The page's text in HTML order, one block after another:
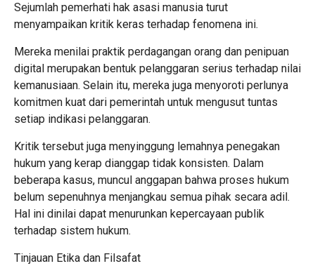
Sejumlah pemerhati hak asasi manusia turut
menyampaikan kritik keras terhadap fenomena ini.
Mereka menilai praktik perdagangan orang dan penipuan
digital merupakan bentuk pelanggaran serius terhadap nilai
kemanusiaan. Selain itu, mereka juga menyoroti perlunya
komitmen kuat dari pemerintah untuk mengusut tuntas
setiap indikasi pelanggaran.
Kritik tersebut juga menyinggung lemahnya penegakan
hukum yang kerap dianggap tidak konsisten. Dalam
beberapa kasus, muncul anggapan bahwa proses hukum
belum sepenuhnya menjangkau semua pihak secara adil.
Hal ini dinilai dapat menurunkan kepercayaan publik
terhadap sistem hukum.
Tinjauan Etika dan Filsafat